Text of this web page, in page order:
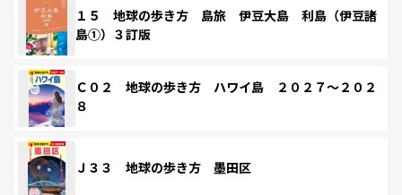
１５ 地球の歩き方 島旅 伊豆大島 利島（伊豆諸
島①）３訂版
Ｃ０２ 地球の歩き方 ハワイ島 ２０２７～２０２
８
Ｊ３３ 地球の歩き方 墨田区